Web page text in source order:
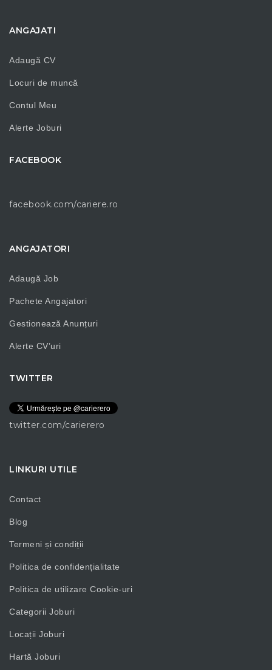
ANGAJATI
Adaugă CV
Locuri de muncă
Contul Meu
Alerte Joburi
FACEBOOK
facebook.com/cariere.ro
ANGAJATORI
Adaugă Job
Pachete Angajatori
Gestionează Anunțuri
Alerte CV’uri
TWITTER
twitter.com/carierero
LINKURI UTILE
Contact
Blog
Termeni și condiții
Politica de confidențialitate
Politica de utilizare Cookie-uri
Categorii Joburi
Locații Joburi
Hartă Joburi